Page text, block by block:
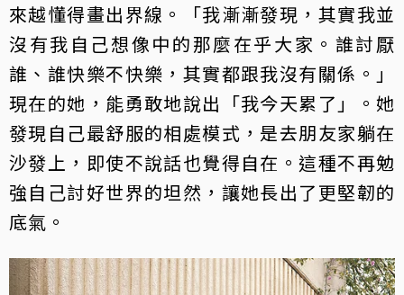
來越懂得畫出界線。「我漸漸發現，其實我並
沒有我自己想像中的那麼在乎大家。誰討厭
誰、誰快樂不快樂，其實都跟我沒有關係。」
現在的她，能勇敢地說出「我今天累了」。她
發現自己最舒服的相處模式，是去朋友家躺在
沙發上，即使不說話也覺得自在。這種不再勉
強自己討好世界的坦然，讓她長出了更堅韌的
底氣。